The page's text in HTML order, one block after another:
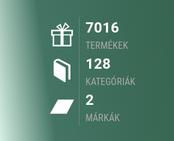
7016
TERMÉKEK
128
KATEGÓRIÁK
2
MÁRKÁK